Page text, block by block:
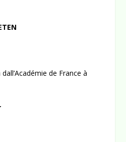
de France à